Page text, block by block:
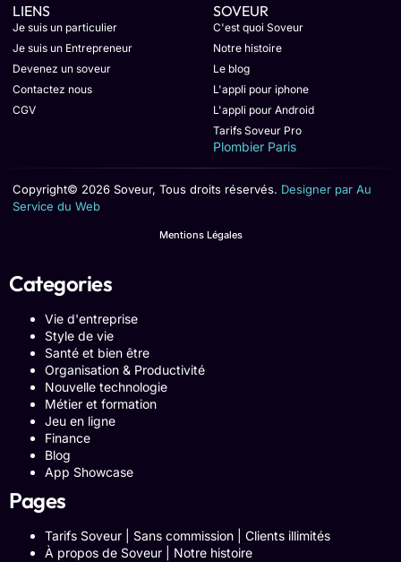
LIENS
Je suis un particulier
Je suis un Entrepreneur
Devenez un soveur
Contactez nous
CGV
SOVEUR
C'est quoi Soveur
Notre histoire
Le blog
L'appli pour iphone
L'appli pour Android
Tarifs Soveur Pro
Plombier Paris
Copyright© 2026 Soveur, Tous droits réservés. Designer par Au
Service du Web
Mentions Légales
Categories
Vie d'entreprise
Style de vie
Santé et bien être
Organisation & Productivité
Nouvelle technologie
Métier et formation
Jeu en ligne
Finance
Blog
App Showcase
Pages
Tarifs Soveur | Sans commission | Clients illimités
À propos de Soveur | Notre histoire